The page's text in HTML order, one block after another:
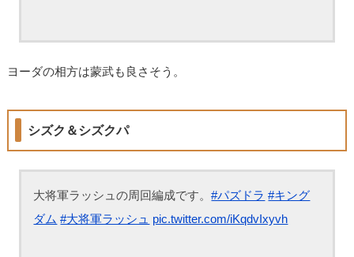
ヨーダの相方は蒙武も良さそう。
シズク＆シズクパ
大将軍ラッシュの周回編成です。#パズドラ #キング
ダム #大将軍ラッシュ pic.twitter.com/iKqdvIxyvh